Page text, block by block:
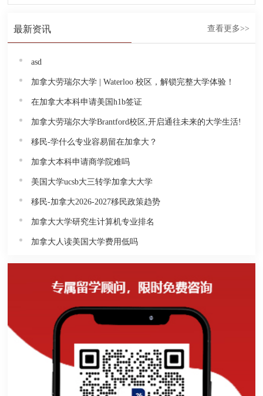
最新资讯 查看更多>>
asd
加拿大劳瑞尔大学 | Waterloo 校区，解锁完整大学体验！
在加拿大本科申请美国h1b签证
加拿大劳瑞尔大学Brantford校区,开启通往未来的大学生活!
移民-学什么专业容易留在加拿大？
加拿大本科申请商学院难吗
美国大学ucsb大三转学加拿大大学
移民-加拿大2026-2027移民政策趋势
加拿大大学研究生计算机专业排名
加拿大人读美国大学费用低吗